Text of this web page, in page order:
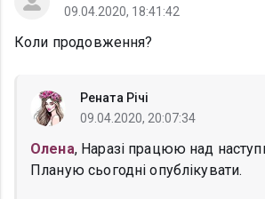
09.04.2020, 18:41:42
Коли продовження?
Рената Річі
09.04.2020, 20:07:34
Олена, Наразі працюю над
Планую сьогодні опублікувати.